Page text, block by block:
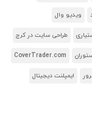
ویدیو وال
طراحی سایت در کرج
CoverTrader.com
ایمپلنت دیجیتال